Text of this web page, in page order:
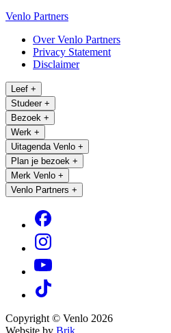
Venlo Partners
Over Venlo Partners
Privacy Statement
Disclaimer
Leef +
Studeer +
Bezoek +
Werk +
Uitagenda Venlo +
Plan je bezoek +
Merk Venlo +
Venlo Partners +
Copyright © Venlo 2026